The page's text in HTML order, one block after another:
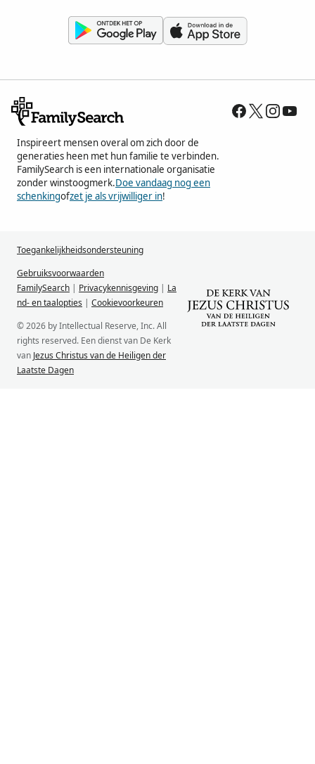
Inspireert mensen overal om zich door de
generaties heen met hun familie te verbinden.
FamilySearch is een internationale organisatie
zonder winstoogmerk.Doe vandaag nog een
schenkingofzet je als vrijwilliger in!
Toegankelijkheidsondersteuning
Gebruiksvoorwaarden
FamilySearch | Privacykennisgeving | La
nd- en taalopties | Cookievoorkeuren
© 2026 by Intellectual Reserve, Inc. All
rights reserved. Een dienst van De Kerk
van Jezus Christus van de Heiligen der
Laatste Dagen